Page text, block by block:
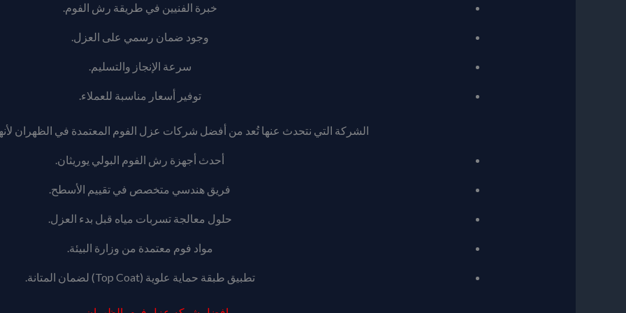
خبرة الفنيين في طريقة رش الفوم.
وجود ضمان رسمي على العزل.
سرعة الإنجاز والتسليم.
توفير أسعار مناسبة للعملاء.
الشركة التي نتحدث عنها تُعد من أفضل شركات عزل الفوم المعتمدة في الظهران
أحدث أجهزة رش الفوم البولي يوريثان.
فريق هندسي متخصص في تقييم الأسطح.
حلول معالجة تسربات مياه قبل بدء العزل.
مواد فوم معتمدة من وزارة البيئة.
تطبيق طبقة حماية علوية (Top Coat) لضمان المتانة.